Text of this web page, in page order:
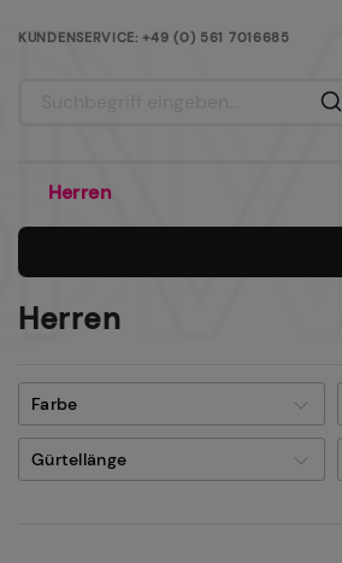
KUNDENSERVICE: +49 (0) 561 7016685
AB 80€ WARENWERT OHNE
Herren
Herren
Farbe
Gürtellänge